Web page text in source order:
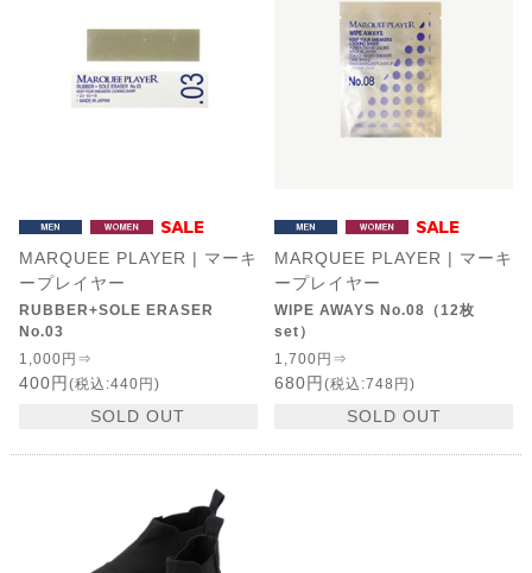
MARQUEE PLAYER | マーキ
ープレイヤー
RUBBER+SOLE ERASER
No.03
1,000円⇒
400円 (税込:440円)
SOLD OUT
MARQUEE PLAYER | マーキ
ープレイヤー
WIPE AWAYS No.08（12枚
set）
1,700円⇒
680円 (税込:748円)
SOLD OUT